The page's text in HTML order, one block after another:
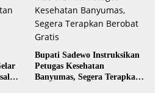
di
Bupati Sadewo Instruksikan
Petugas Kesehatan
Banyumas, Segera Terapkan